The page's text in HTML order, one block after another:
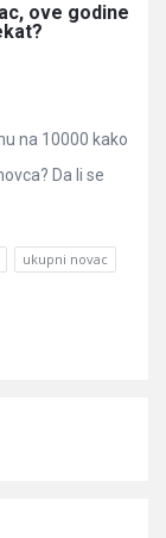
ove godine
na 10000 kako
Da li se
ukupni novac